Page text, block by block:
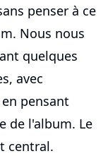
penser à ce
Nous nous
quelques
avec
pensant
de l'album. Le
central.